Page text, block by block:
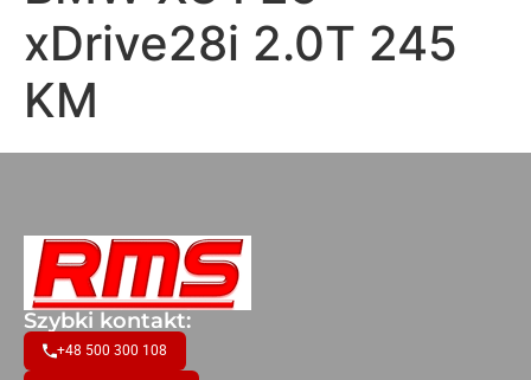
xDrive28i 2.0T 245
KM
Szybki kontakt:
+48 500 300 108